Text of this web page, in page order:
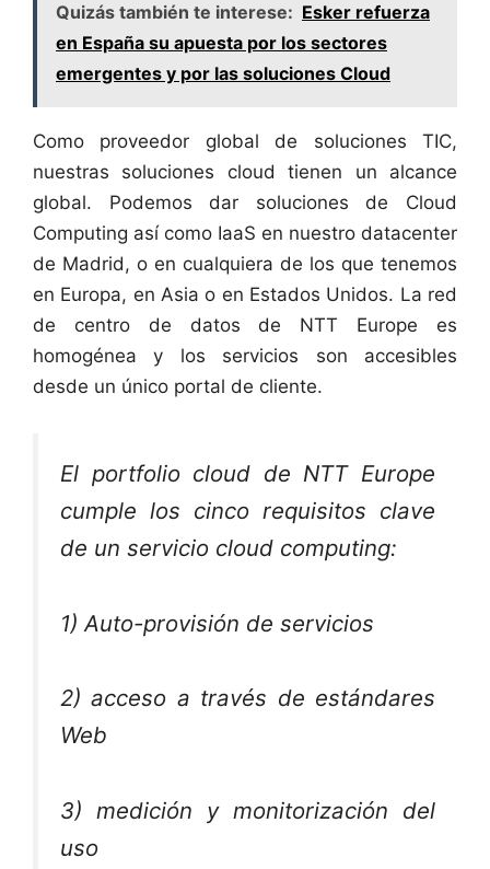
Quizás también te interese: Esker refuerza
en España su apuesta por los sectores
emergentes y por las soluciones Cloud
Como proveedor global de soluciones TIC,
nuestras soluciones cloud tienen un alcance
global. Podemos dar soluciones de Cloud
Computing así como IaaS en nuestro datacenter
de Madrid, o en cualquiera de los que tenemos
en Europa, en Asia o en Estados Unidos. La red
de centro de datos de NTT Europe es
homogénea y los servicios son accesibles
desde un único portal de cliente.
El portfolio cloud de NTT Europe
cumple los cinco requisitos clave
de un servicio cloud computing:
1) Auto-provisión de servicios
2) acceso a través de estándares
Web
3) medición y monitorización del
uso